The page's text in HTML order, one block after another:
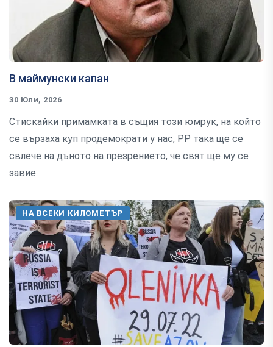
В маймунски капан
30 Юли, 2026
Стискайки примамката в същия този юмрук, на който
се вързаха куп продемократи у нас, РР така ще се
свлече на дъното на презрението, че свят ще му се
завие
НА ВСЕКИ КИЛОМЕТЪР